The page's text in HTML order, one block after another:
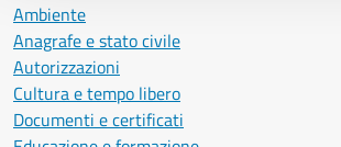
Ambiente
Anagrafe e stato civile
Autorizzazioni
Cultura e tempo libero
Documenti e certificati